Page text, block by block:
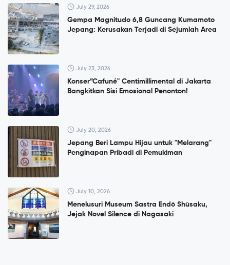
July 29, 2026
Gempa Magnitudo 6,8 Guncang Kumamoto
Jepang: Kerusakan Terjadi di Sejumlah Area
July 23, 2026
Konser”Cafuné" Centimillimental di Jakarta
Bangkitkan Sisi Emosional Penonton!
July 20, 2026
Jepang Beri Lampu Hijau untuk "Melarang"
Penginapan Pribadi di Pemukiman
July 10, 2026
Menelusuri Museum Sastra Endō Shūsaku,
Jejak Novel Silence di Nagasaki